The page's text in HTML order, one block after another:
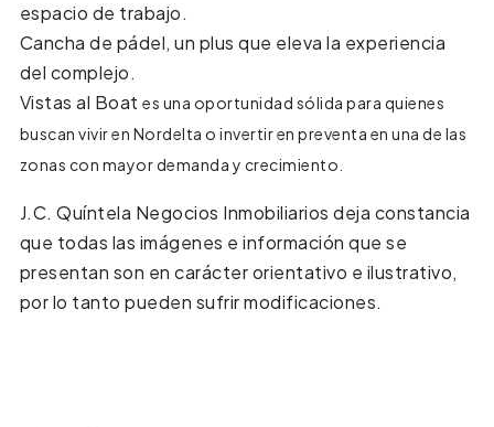
espacio de trabajo.
Cancha de pádel, un plus que eleva la experiencia
del complejo.
Vistas al Boates una oportunidad sólida para quienes
buscan vivir en Nordelta o invertir en preventa en una de las
zonas con mayor demanda y crecimiento.
J.C. Quíntela Negocios Inmobiliarios deja constancia
que todas las imágenes e información que se
presentan son en carácter orientativo e ilustrativo,
por lo tanto pueden sufrir modificaciones.